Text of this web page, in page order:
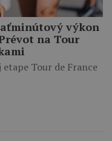
výkon
na Tour
Tour de France